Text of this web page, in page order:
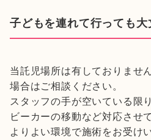
子どもを連れて行っても大
当託児場所は有しておりませ
場合はご相談ください。
スタッフの手が空いている限
ビーカーの移動など対応させ
よりよい環境で施術をお受け